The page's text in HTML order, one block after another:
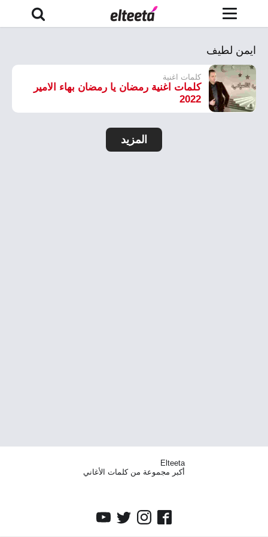
ايمن لطيف
كلمات اغنية
كلمات اغنية رمضان يا رمضان بهاء الامير
2022
المزيد
Elteeta
أكبر مجموعة من كلمات الأغاني